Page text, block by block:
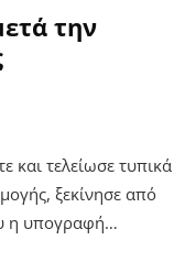
την
και τελείωσε τυπικά
ξεκίνησε από
η υπογραφή…